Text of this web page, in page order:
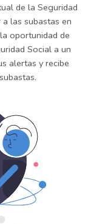
de la Seguridad
las subastas en
oportunidad de
Social a un
alertas y recibe